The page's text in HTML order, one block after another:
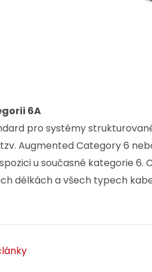
6A
pro systémy
Augmented Category 6
u současné kategorie
délkách a všech typech